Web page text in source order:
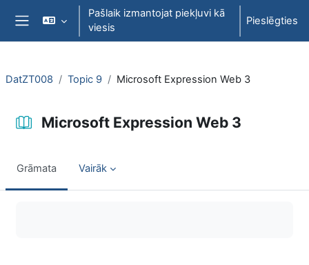
Atvērt galveno saturu
Sānu panelis
Pašlaik izmantojat piekļuvi kā
viesis
Pieslēgties
DatZT008 Topic 9 Microsoft Expression Web 3
Microsoft Expression Web 3
Grāmata Vairāk